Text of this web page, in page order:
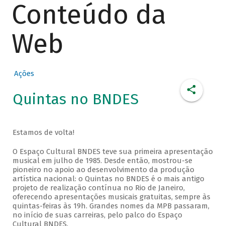
Conteúdo da
Web
Ações
Quintas no BNDES
Estamos de volta!
O Espaço Cultural BNDES teve sua primeira apresentação
musical em julho de 1985. Desde então, mostrou-se
pioneiro no apoio ao desenvolvimento da produção
artística nacional: o Quintas no BNDES é o mais antigo
projeto de realização contínua no Rio de Janeiro,
oferecendo apresentações musicais gratuitas, sempre às
quintas-feiras às 19h. Grandes nomes da MPB passaram,
no início de suas carreiras, pelo palco do Espaço